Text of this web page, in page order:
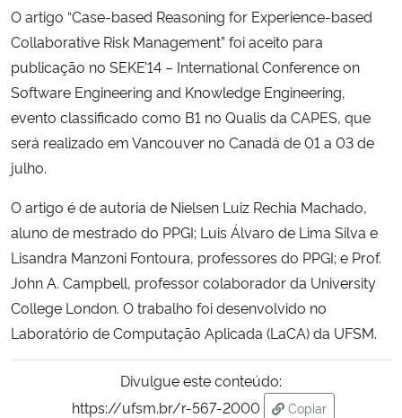
Ministério da Ciência, Tecnologia, Inovações e Comunicações
Ministério do Meio Ambiente
Ministério do Turismo
Ministério do Desenvolvimento Regional
Controladoria-Geral da União
Ministério da Mulher, da Família e dos Direitos Humanos
Secretaria-Geral
O artigo “Case-based Reasoning for Experience-based
Collaborative Risk Management” foi aceito para
publicação no SEKE’14 – International Conference on
Software Engineering and Knowledge Engineering,
evento classificado como B1 no Qualis da CAPES, que
será realizado em Vancouver no Canadá de 01 a 03 de
julho.
O artigo é de autoria de Nielsen Luiz Rechia Machado,
aluno de mestrado do PPGI; Luis Álvaro de Lima Silva e
Lisandra Manzoni Fontoura, professores do PPGI; e Prof.
John A. Campbell, professor colaborador da University
College London. O trabalho foi desenvolvido no
Laboratório de Computação Aplicada (LaCA) da UFSM.
Divulgue este conteúdo:
https://ufsm.br/r-567-2000
Copiar